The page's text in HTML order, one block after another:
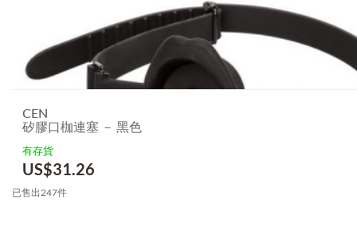
CEN
矽膠口枷連塞 － 黑色
有存貨
US$31.26
已售出247件